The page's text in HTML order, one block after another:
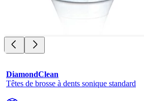
DiamondClean
Têtes de brosse à dents sonique standard